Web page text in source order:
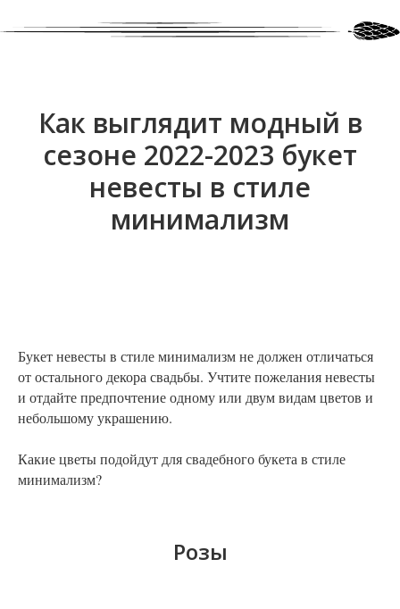
Как выглядит модный в
сезоне 2022-2023 букет
невесты в стиле
минимализм
Букет невесты в стиле минимализм не должен отличаться
от остального декора свадьбы. Учтите пожелания невесты
и отдайте предпочтение одному или двум видам цветов и
небольшому украшению.
Какие цветы подойдут для свадебного букета в стиле
минимализм?
Розы